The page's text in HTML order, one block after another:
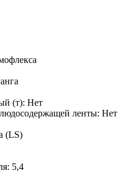
(т): Нет
ленты: Нет
(LS)
5,4